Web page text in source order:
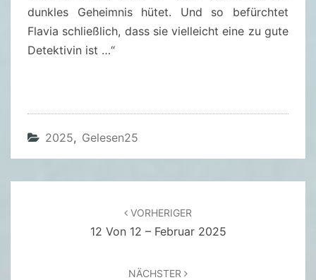
R
E
E
E
–
dunkles Geheimnis hütet. Und so befürchtet
Flavia schließlich, dass sie vielleicht eine zu gute
Detektivin ist …“
2025, Gelesen25
VORHERIGER
12 Von 12 – Februar 2025
NÄCHSTER